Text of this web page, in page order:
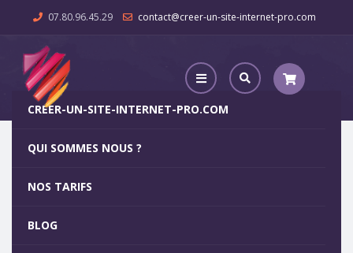
07.80.96.45.29 contact@creer-un-site-internet-pro.com
CREER-UN-SITE-INTERNET-PRO.COM
QUI SOMMES NOUS ?
NOS TARIFS
BLOG
Agence Web Val-des-Marais
5